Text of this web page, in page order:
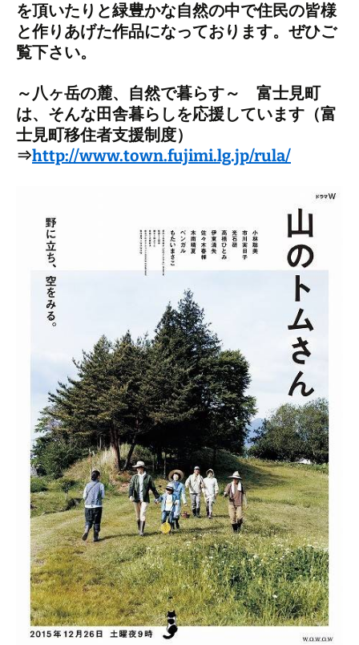
を頂いたりと緑豊かな自然の中で住民の皆様
と作りあげた作品になっております。ぜひご
覧下さい。
～八ヶ岳の麓、自然で暮らす～ 富士見町
は、そんな田舎暮らしを応援しています（富
士見町移住者支援制度）
⇒http://www.town.fujimi.lg.jp/rula/